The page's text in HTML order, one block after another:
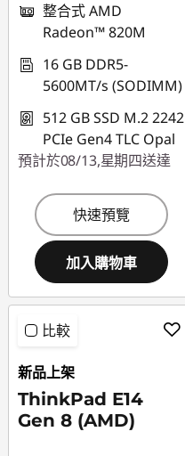
eCoupon limited to
3 units
整合式 AMD
Radeon™ 820M
16 GB DDR5-
5600MT/s (SODIMM)
512 GB SSD M.2 2242
PCIe Gen4 TLC Opal
預計於08/13,星期四送達
快速預覽
加入購物車
比較
新品上架
ThinkPad E14
Gen 8 (AMD)